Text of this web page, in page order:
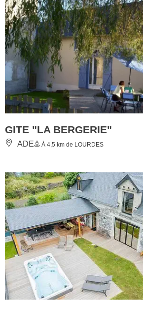
GITE "LA BERGERIE"
ADE À 4,5 km de LOURDES